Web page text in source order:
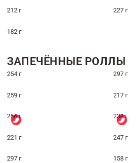
212 г 227 г
182 г
ЗАПЕЧЁННЫЕ РОЛЛЫ
254 г 297 г
259 г 217 г
266 г 238 г
221 г 247 г
297 г 158 г